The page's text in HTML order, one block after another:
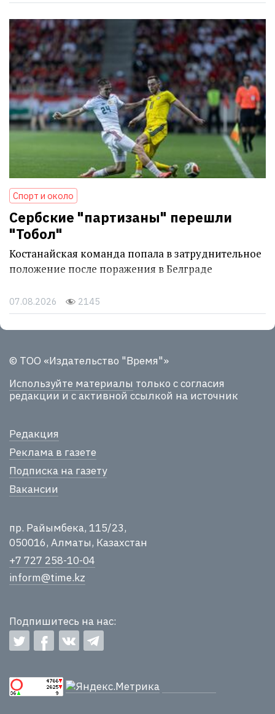
Спорт и около
Сербские "партизаны" перешли
"Тобол"
Костанайская команда попала в затруднительное
положение после поражения в Белграде
07.08.2026 2145
© ТОО «Издательство "Время"»
Используйте материалы только с согласия
редакции и с активной ссылкой на источник
Редакция
Реклама в газете
Подписка на газету
Вакансии
пр. Райымбека, 115/23,
050016, Алматы, Казахстан
+7 727 258-10-04
inform@time.kz
Подпишитесь на нас: